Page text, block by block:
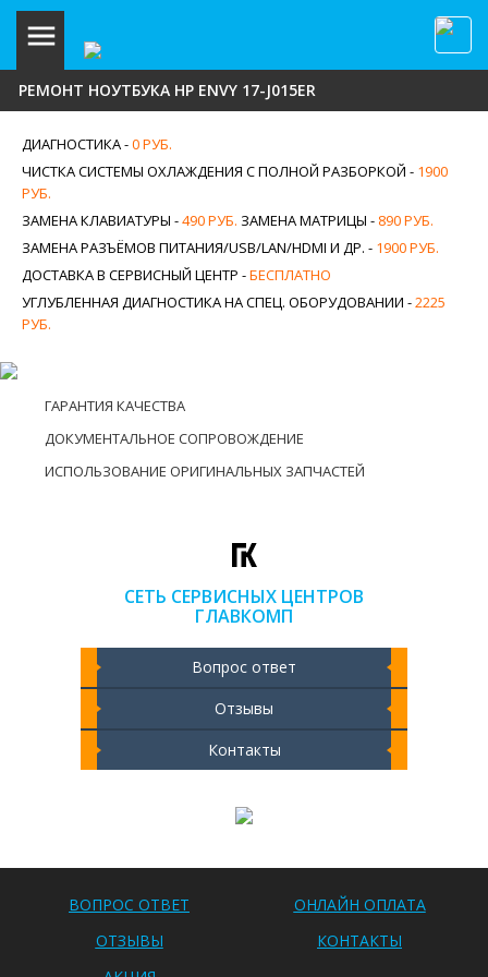
СЕТЬ СЕРВИСНЫХ ЦЕНТРОВ
ГЛАВКОМП
Вопрос ответ
Отзывы
Контакты
РЕМОНТ НОУТБУКА HP ENVY 17-J015ER
ДИАГНОСТИКА -0 РУБ.
ЧИСТКА СИСТЕМЫ ОХЛАЖДЕНИЯ С ПОЛНОЙ РАЗБОРКОЙ - 1900
РУБ.
ЗАМЕНА КЛАВИАТУРЫ -490 РУБ. ЗАМЕНА МАТРИЦЫ - 890 РУБ.
ЗАМЕНА РАЗЪЁМОВ ПИТАНИЯ/USB/LAN/HDMI И ДР. - 1900 РУБ.
ДОСТАВКА В СЕРВИСНЫЙ ЦЕНТР -БЕСПЛАТНО
УГЛУБЛЕННАЯ ДИАГНОСТИКА НА СПЕЦ. ОБОРУДОВАНИИ -2225
РУБ.
ГАРАНТИЯ КАЧЕСТВА
ДОКУМЕНТАЛЬНОЕ СОПРОВОЖДЕНИЕ
ИСПОЛЬЗОВАНИЕ ОРИГИНАЛЬНЫХ ЗАПЧАСТЕЙ
ВОПРОС ОТВЕТ
ОНЛАЙН ОПЛАТА
ОТЗЫВЫ
КОНТАКТЫ